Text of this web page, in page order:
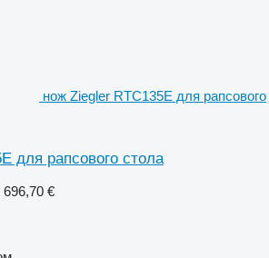
нож Ziegler RTC135E для рапсового
для рапсового стола
696,70 €